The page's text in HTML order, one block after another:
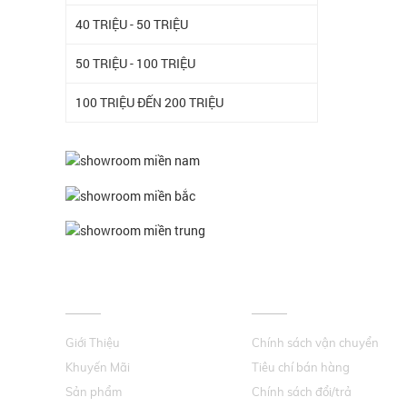
40 TRIỆU - 50 TRIỆU
50 TRIỆU - 100 TRIỆU
100 TRIỆU ĐẾN 200 TRIỆU
Giới Thiệu
Khuyến Mãi
Sản phẩm
Chính sách vận chuyển
Tiêu chí bán hàng
Chính sách đổi/trả